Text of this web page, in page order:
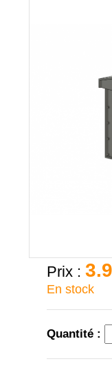
Prix :
En stock
Quantité :